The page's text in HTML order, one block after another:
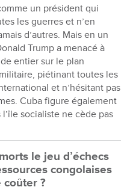
un président qui
les guerres et n’en
d’autres. Mais en un
Trump a menacé à
entier sur le plan
piétinant toutes les
et n’hésitant pas
Cuba figure également
l’île socialiste ne cède pas
le jeu d’échecs
congolaises
?